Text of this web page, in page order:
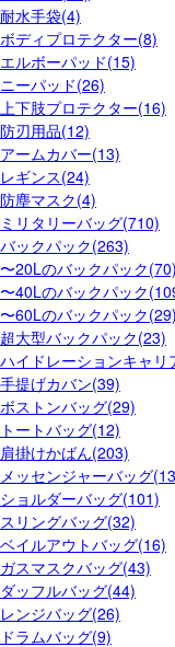
耐水手袋(4)
ボディプロテクター(8)
エルボーパッド(15)
ニーパッド(26)
上下肢プロテクター(16)
防刃用品(12)
アームカバー(13)
レギンス(24)
防塵マスク(4)
ミリタリーバッグ(710)
バックパック(263)
〜20Lのバックパック(70)
〜40Lのバックパック
〜60Lのバックパック(29)
超大型バックパック(23)
ハイドレーションキャリ
手提げカバン(39)
ボストンバッグ(29)
トートバッグ(12)
肩掛けかばん(203)
メッセンジャーバッグ
ショルダーバッグ(101)
スリングバッグ(32)
ベイルアウトバッグ(16)
ガスマスクバッグ(43)
ダッフルバッグ(44)
レンジバッグ(26)
ドラムバッグ(9)